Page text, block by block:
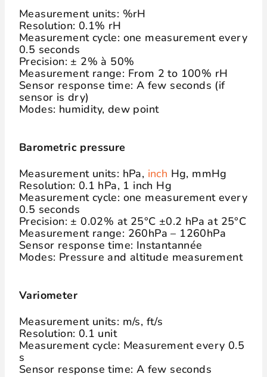
Measurement units: %rH
Resolution: 0.1% rH
Measurement cycle: one measurement every
0.5 seconds
Precision: ± 2% à 50%
Measurement range: From 2 to 100% rH
Sensor response time: A few seconds (if
sensor is dry)
Modes: humidity, dew point
Barometric pressure
Measurement units: hPa, inch Hg, mmHg
Resolution: 0.1 hPa, 1 inch Hg
Measurement cycle: one measurement every
0.5 seconds
Precision: ± 0.02% at 25°C ±0.2 hPa at 25°C
Measurement range: 260hPa – 1260hPa
Sensor response time: Instantannée
Modes: Pressure and altitude measurement
Variometer
Measurement units: m/s, ft/s
Resolution: 0.1 unit
Measurement cycle: Measurement every 0.5
s
Sensor response time: A few seconds